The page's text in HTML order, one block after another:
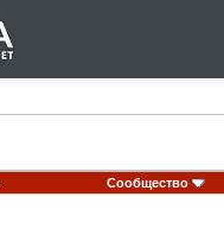
Сообщество